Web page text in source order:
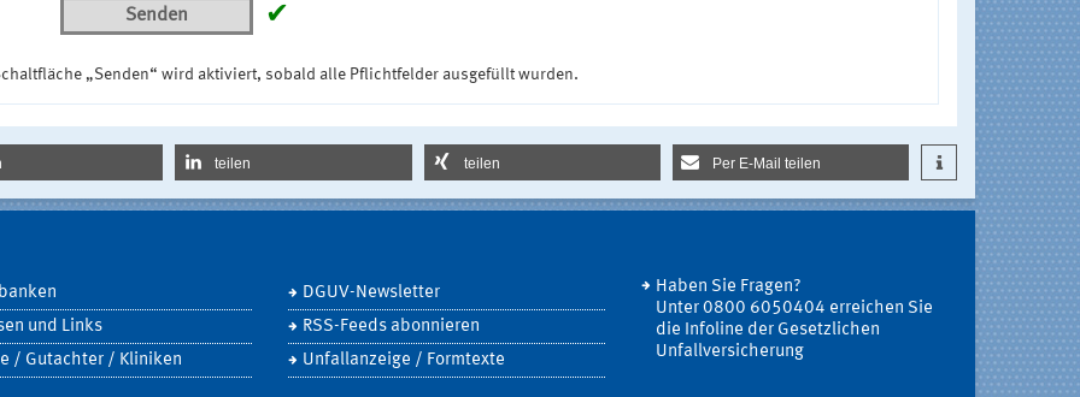
Senden ✔
„Senden“ wird aktiviert, sobald alle Pflichtfelder ausgefüllt wurden.
teilen teilen Per E-Mail teilen
und Links
/ Gutachter / Kliniken
DGUV-Newsletter
RSS-Feeds abonnieren
Unfallanzeige / Formtexte
Haben Sie Fragen?
Unter 0800 6050404 erreichen Sie
die Infoline der Gesetzlichen
Unfallversicherung